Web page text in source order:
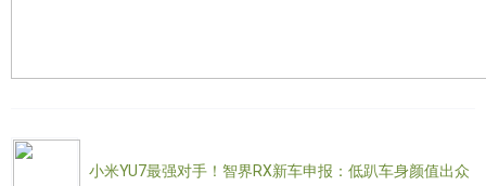
小米YU7最强对手！智界RX新车申报：低趴车身颜值出众